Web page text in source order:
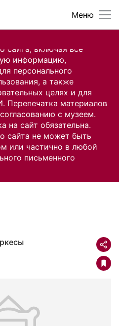
сайта, включая все
информацию,
персонального
а также
целях и для
Перепечатка материалов
с музеем.
на сайт обязательна.
сайта не может быть
или частично в любой
письменного
Меню